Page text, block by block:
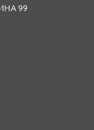
99